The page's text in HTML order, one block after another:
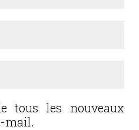
tous les nouveaux
mail.